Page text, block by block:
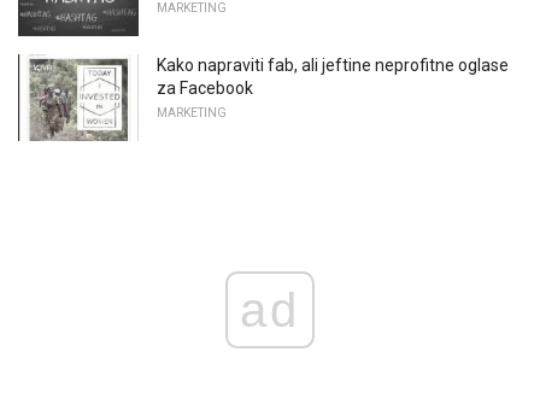
MARKETING
Kako napraviti fab, ali jeftine neprofitne oglase
za Facebook
MARKETING
ad